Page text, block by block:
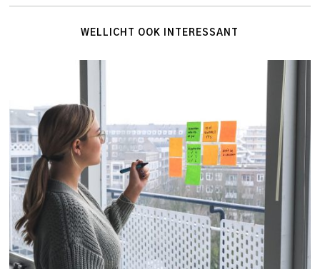
WELLICHT OOK INTERESSANT